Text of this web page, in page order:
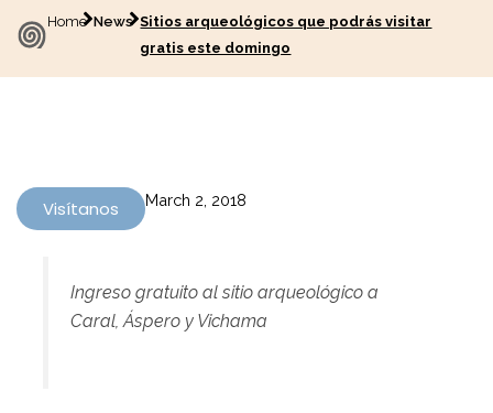
Home News Sitios arqueológicos que podrás visitar
gratis este domingo
Visítanos March 2, 2018
Ingreso gratuito al sitio arqueológico a
Caral, Áspero y Vichama